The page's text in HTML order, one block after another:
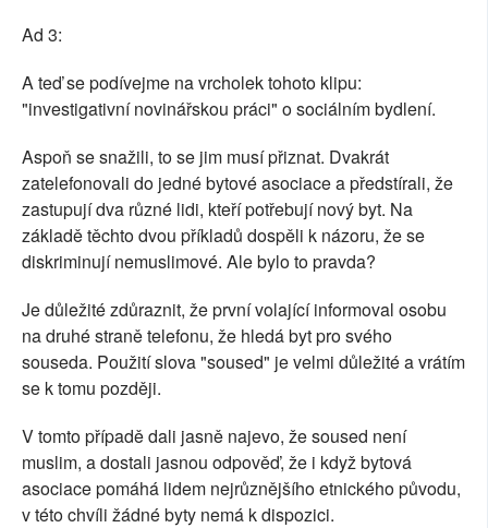
Ad 3:
A teď se podívejme na vrcholek tohoto klipu:
"investigativní novinářskou práci" o sociálním bydlení.
Aspoň se snažili, to se jim musí přiznat. Dvakrát
zatelefonovali do jedné bytové asociace a předstírali, že
zastupují dva různé lidi, kteří potřebují nový byt. Na
základě těchto dvou příkladů dospěli k názoru, že se
diskriminují nemuslimové. Ale bylo to pravda?
Je důležité zdůraznit, že první volající informoval osobu
na druhé straně telefonu, že hledá byt pro svého
souseda. Použití slova "soused" je velmi důležité a vrátím
se k tomu později.
V tomto případě dali jasně najevo, že soused není
muslim, a dostali jasnou odpověď, že i když bytová
asociace pomáhá lidem nejrůznějšího etnického původu,
v této chvíli žádné byty nemá k dispozici.